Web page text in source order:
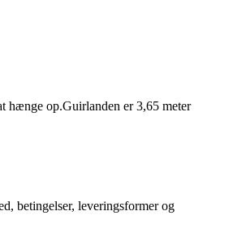
hænge op.Guirlanden er 3,65 meter
betingelser, leveringsformer og